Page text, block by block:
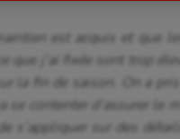
rythmique
est acquis et que
que j’ai fixée sont trop
la fin de saison. On a
se contenter d’assurer le
s’appliquer sur des